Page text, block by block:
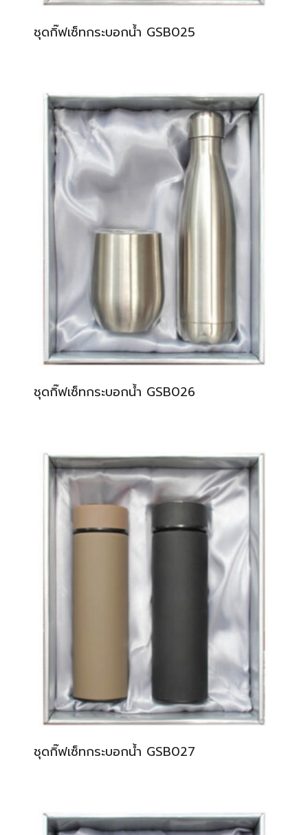
ชุดกิ๊ฟเซ็ทกระบอกน้ำ GSB025
ชุดกิ๊ฟเซ็ทกระบอกน้ำ GSB026
ชุดกิ๊ฟเซ็ทกระบอกน้ำ GSB027